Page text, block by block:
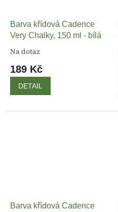
Barva křídová Cadence
Very Chalky, 150 ml - bílá
Na dotaz
189 Kč
DETAIL
Barva křídová Cadence